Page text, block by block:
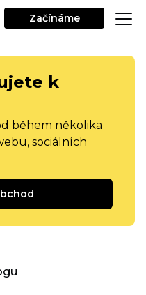
Začínáme
k
během několika
sociálních